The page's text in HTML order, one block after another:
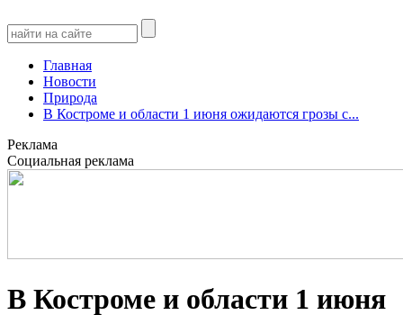
Главная
Новости
Природа
В Костроме и области 1 июня ожидаются грозы с...
Реклама
Социальная реклама
В Костроме и области 1 июня